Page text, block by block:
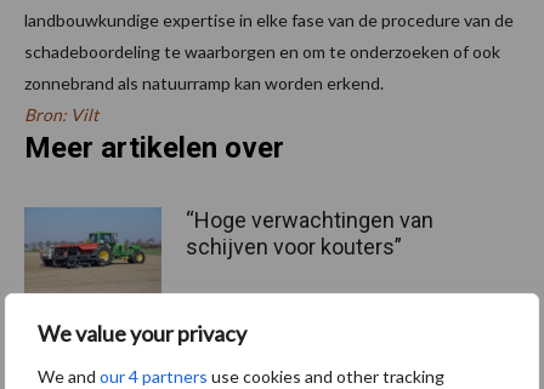
We value your privacy
We and our 4 partners use cookies and other tracking
landbouwkundige expertise in elke fase van de procedure van de
schadeboordeling te waarborgen en om te onderzoeken of ook
zonnebrand als natuurramp kan worden erkend.
Bron: Vilt
Meer artikelen over
“Hoge verwachtingen van
schijven voor kouters”
Nieuwe compacte